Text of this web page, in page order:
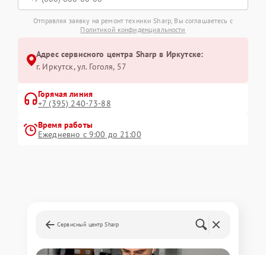
Отправляя заявку на ремонт техники Sharp, Вы соглашаетесь с
Политикой конфиденциальности
Адрес сервисного центра Sharp в Иркутске:
г. Иркутск, ул. ​Гоголя, 57
Горячая линия
+7 (395) 240-73-88
Время работы
Ежедневно с 9:00 до 21:00
Сервисный центр Sharp